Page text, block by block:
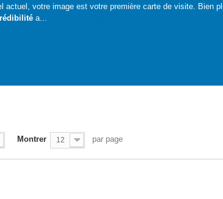
actuel, votre image est votre première carte de visite. Bien
a...
Montrer 12 par page